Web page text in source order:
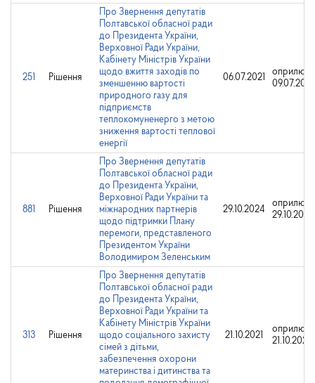
251 Рішення
Про Звернення депутатів
Полтавської обласної ради
до Президента України,
Верховної Ради України,
Кабінету Міністрів України
щодо вжиття заходів по
зменшенню вартості
природного газу для
підприємств
теплокомуненерго з метою
зниження вартості теплової
енергії
06.07.2021
09.07.2021
881 Рішення
Про Звернення депутатів
Полтавської обласної ради
до Президента України,
Верховної Ради України та
міжнародних партнерів
щодо підтримки Плану
перемоги, представленого
Президентом України
Володимиром Зеленським
29.10.2024
29.10.2024
313 Рішення
Про Звернення депутатів
Полтавської обласної ради
до Президента України,
Верховної Ради України та
Кабінету Міністрів України
щодо соціального захисту
сімей з дітьми,
забезпечення охорони
материнства і дитинства та
21.10.2021
21.10.2021